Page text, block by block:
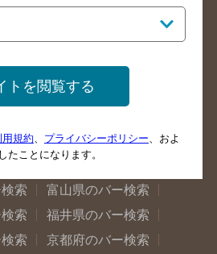
索
群馬県のバー検索
検索
長野県のバー検索
検索
東京都のバー検索
索
愛知県のバー検索
三重県のバー検索
索
富山県のバー検索
索
福井県のバー検索
索
京都府のバー検索
トを閲覧する
用規約 プライバシーポリシー 、およ
たことになります。